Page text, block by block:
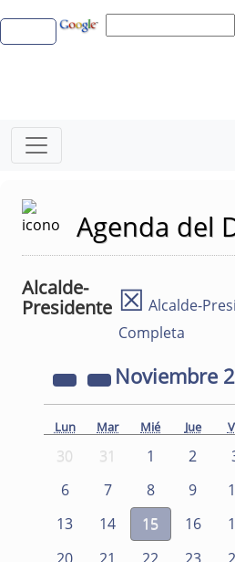
Agenda del
Alcalde-
Presidente ☒ Alcalde-
Completa
Noviembre
Lun Mar Mié Jue
30 31 1 2
6
7 8 9
13
14 15 16